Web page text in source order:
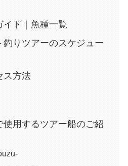
イド｜魚種一覧
釣りツアーのスケジュー
ス方法
使用するツアー船のご紹